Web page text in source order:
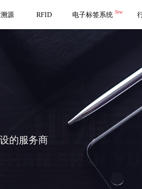
源 RFID 电子标签系统 New
的服务商